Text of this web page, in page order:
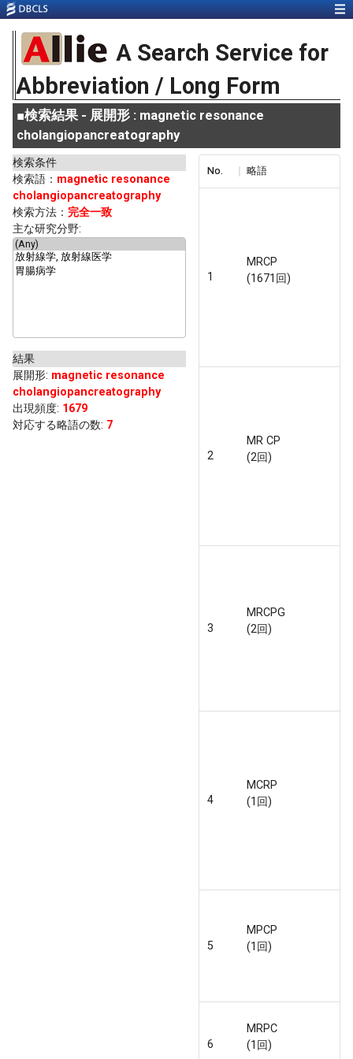
A Search Service for
Abbreviation / Long Form
■検索結果 - 展開形 : magnetic resonance
cholangiopancreatography
検索条件
検索語： magnetic resonance
cholangiopancreatography
検索方法： 完全一致
主な研究分野:
結果
展開形: magnetic resonance
cholangiopancreatography
出現頻度: 1679
対応する略語の数: 7
No. 略語
1
MRCP
(1671回)
2
MR CP
(2回)
3
MRCPG
(2回)
4
MCRP
(1回)
5
MPCP
(1回)
6
MRPC
(1回)